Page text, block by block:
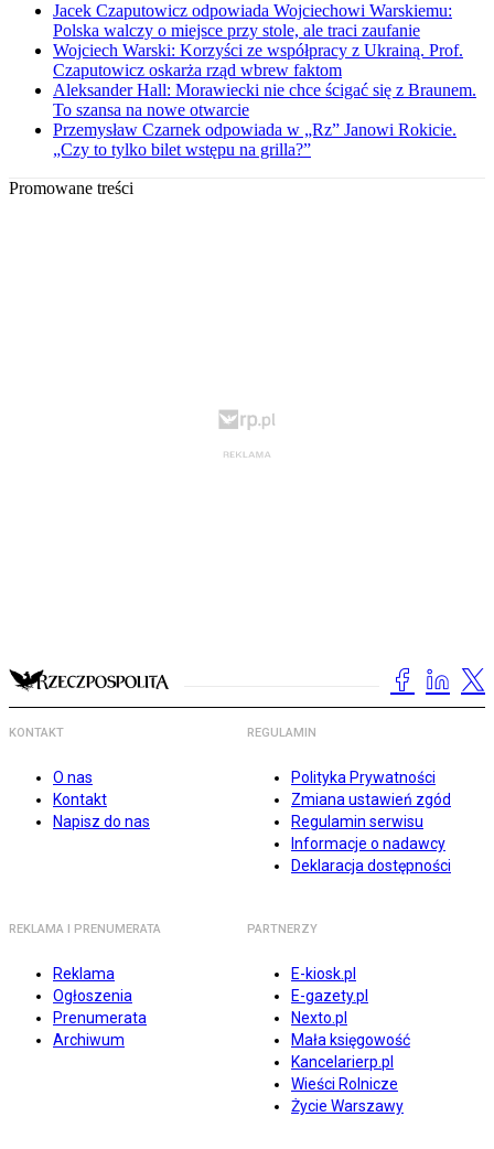
Jacek Czaputowicz odpowiada Wojciechowi Warskiemu:
Polska walczy o miejsce przy stole, ale traci zaufanie
Wojciech Warski: Korzyści ze współpracy z Ukrainą. Prof.
Czaputowicz oskarża rząd wbrew faktom
Aleksander Hall: Morawiecki nie chce ścigać się z Braunem.
To szansa na nowe otwarcie
Przemysław Czarnek odpowiada w „Rz” Janowi Rokicie.
„Czy to tylko bilet wstępu na grilla?”
Promowane treści
KONTAKT
O nas
Kontakt
Napisz do nas
REGULAMIN
Polityka Prywatności
Zmiana ustawień zgód
Regulamin serwisu
Informacje o nadawcy
Deklaracja dostępności
REKLAMA I PRENUMERATA
Reklama
Ogłoszenia
Prenumerata
Archiwum
PARTNERZY
E-kiosk.pl
E-gazety.pl
Nexto.pl
Mała księgowość
Kancelarierp.pl
Wieści Rolnicze
Życie Warszawy